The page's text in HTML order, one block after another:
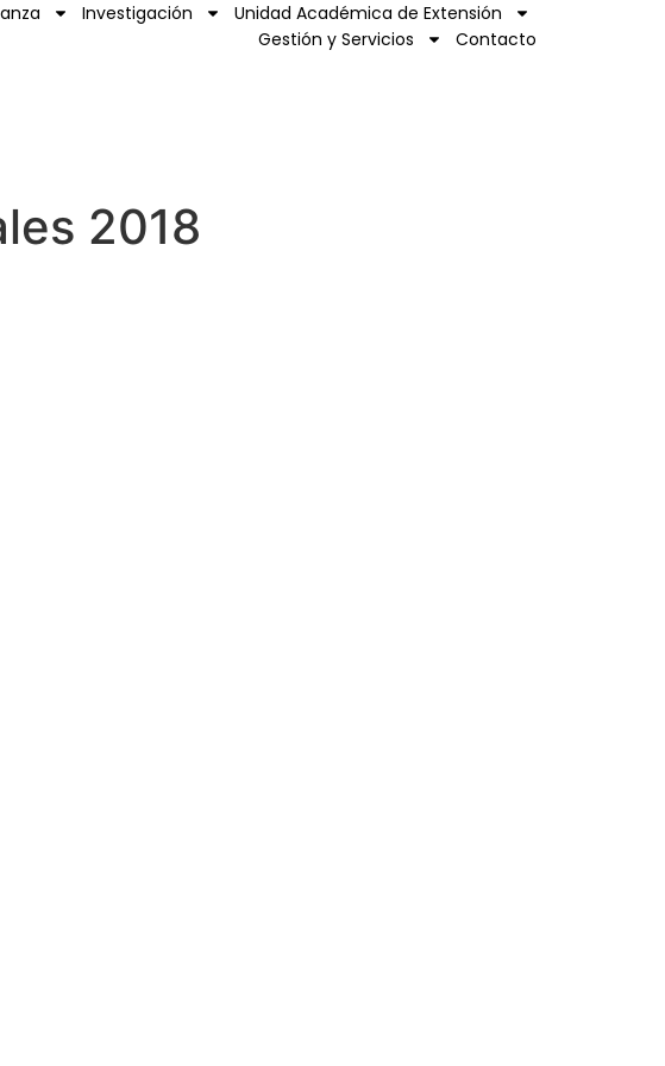
Investigación
Unidad Académica de Extensión
Gestión y Servicios
Contacto
2018